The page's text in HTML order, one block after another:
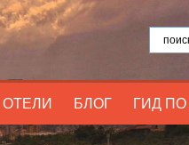
ОТЕЛИ БЛОГ ГИД